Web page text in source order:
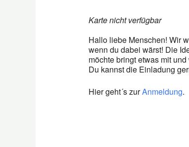
Karte nicht verfügbar
Hallo liebe Menschen! Wir
wenn du dabei wärst! Die
möchte bringt etwas mit
Du kannst die Einladung
Hier geht´s zurAnmeldung.